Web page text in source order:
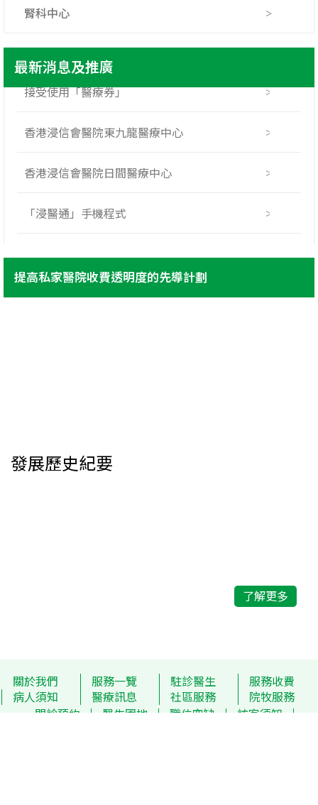
腎科中心
最新消息及推廣
「浸會媽媽，爸爸」房間升級優惠
惡劣天氣服務安排
接受使用「醫療券」
香港浸信會醫院東九龍醫療中心
香港浸信會醫院日間醫療中心
「浸醫通」手機程式
惡劣天氣服務安排
孕早期妊娠毒⾎症篩查
提高私家醫院收費透明度的先導計劃
發展歷史紀要
了解更多
關於我們 服務一覽 駐診醫生
服務收費
病人須知
醫療訊息 社區服務
院牧服務
門診預約
醫生園地 職位空缺
訪客須知